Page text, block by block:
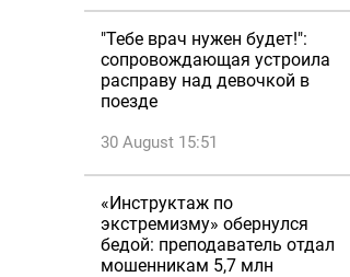
"Тебе врач нужен будет!":
сопровождающая устроила
расправу над девочкой в
поезде
30 August 15:51
«Инструктаж по
экстремизму» обернулся
бедой: преподаватель отдал
мошенникам 5,7 млн